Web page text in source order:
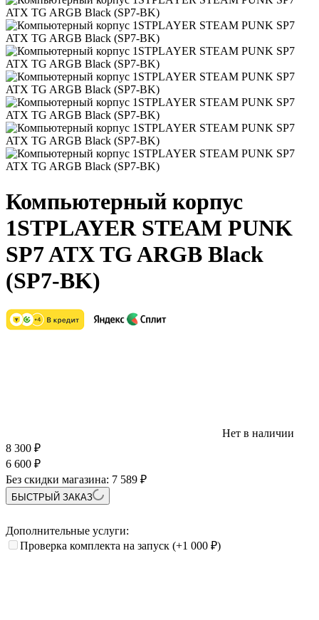
Компьютерный корпус
1STPLAYER STEAM PUNK
SP7 ATX TG ARGB Black
(SP7-BK)
Нет в наличии
8 300 ₽
6 600 ₽
Без скидки магазина: 7 589 ₽
БЫСТРЫЙ ЗАКАЗ
Дополнительные услуги:
Проверка комплекта на запуск (+1 000 ₽)